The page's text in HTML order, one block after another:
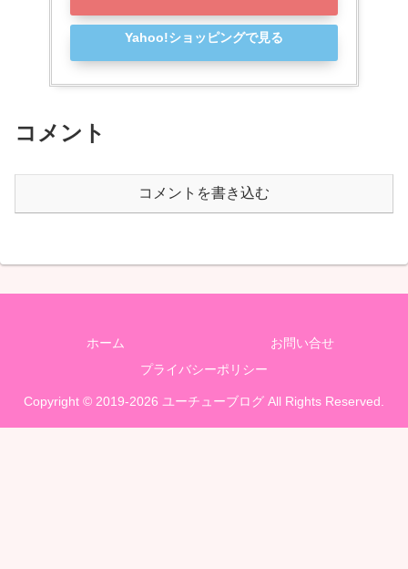
Yahoo!ショッピングで見る
コメント
コメントを書き込む
ホーム
お問い合せ
プライバシーポリシー
Copyright © 2019-2026 ユーチューブログ All Rights Reserved.